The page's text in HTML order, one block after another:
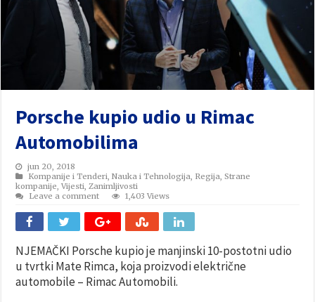
Porsche kupio udio u Rimac
Automobilima
jun 20, 2018
Kompanije i Tenderi,Nauka i Tehnologija, Regija,Strane
kompanije,Vijesti,Zanimljivosti
Leave a comment
1,403 Views
NJEMAČKI Porsche kupio je manjinski 10-postotni udio
u tvrtki Mate Rimca, koja proizvodi električne
automobile – Rimac Automobili.